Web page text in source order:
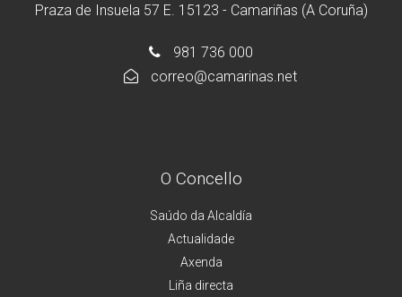
Praza de Insuela 57 E. 15123 - Camariñas (A Coruña)
981 736 000
correo@camarinas.net
O Concello
Saúdo da Alcaldía
Actualidade
Axenda
Liña directa